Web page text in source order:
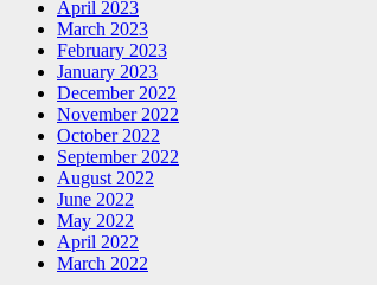
April 2023
March 2023
February 2023
January 2023
December 2022
November 2022
October 2022
September 2022
August 2022
June 2022
May 2022
April 2022
March 2022